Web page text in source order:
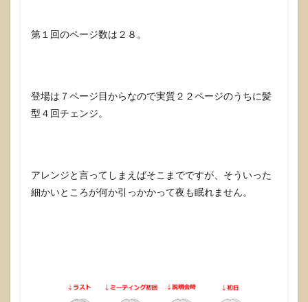
第１回のページ数は２８。
登場は７ページ目からなので実質２２ページのうちに髪
型４回チェンジ。
アレンジと言ってしまえばそこまでですが、そういった
細かいところが何か引っかかって夜も眠れません。